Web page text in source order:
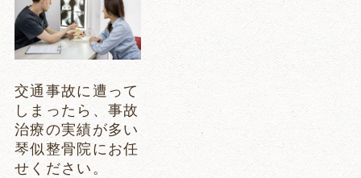
交通事故に遭って
しまったら、事故
治療の実績が多い
琴似整骨院にお任
せください。